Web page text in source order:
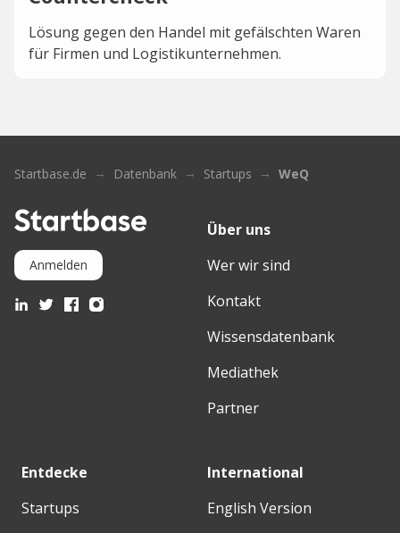
Lösung gegen den Handel mit gefälschten Waren
für Firmen und Logistikunternehmen.
Startbase.de Datenbank Startups WeQ
Anmelden
Über uns
Wer wir sind
Kontakt
Wissensdatenbank
Mediathek
Partner
Entdecke
Startups
International
English Version